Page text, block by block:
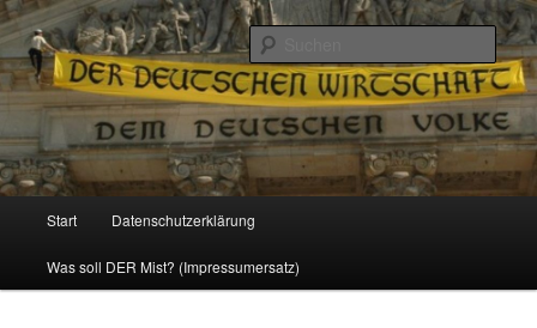
Reizzentrum
Politik, Wirtschaft, Soziales und Gesellschaft
Zum
Inhalt
Zum
sekundären
Start Datenschutzerklärung
Was soll DER Mist? (Impressumersatz)